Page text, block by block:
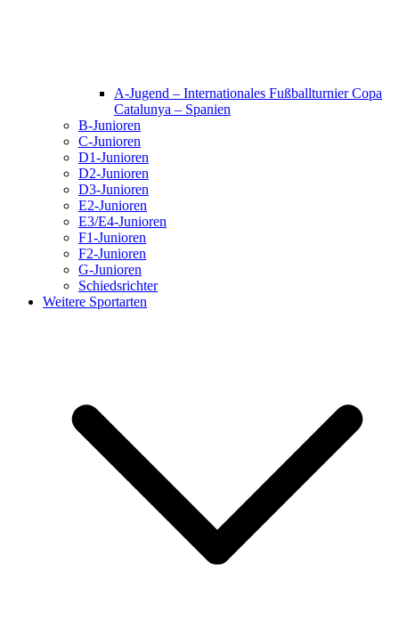
A-Jugend – Internationales Fußballturnier Copa
Catalunya – Spanien
B-Junioren
C-Junioren
D1-Junioren
D2-Junioren
D3-Junioren
E2-Junioren
E3/E4-Junioren
F1-Junioren
F2-Junioren
G-Junioren
Schiedsrichter
Weitere Sportarten